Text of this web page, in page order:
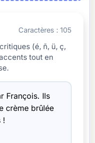
Caractères : 105
(é, ñ, ü, ç,
tout en